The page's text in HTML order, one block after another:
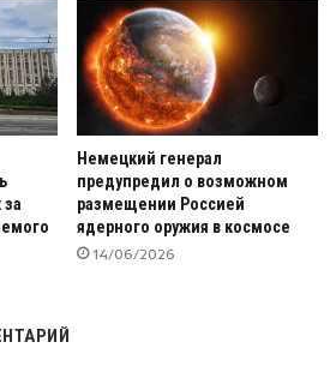
Немецкий генерал
предупредил о возможном
размещении Россией
ядерного оружия в космосе
14/06/2026